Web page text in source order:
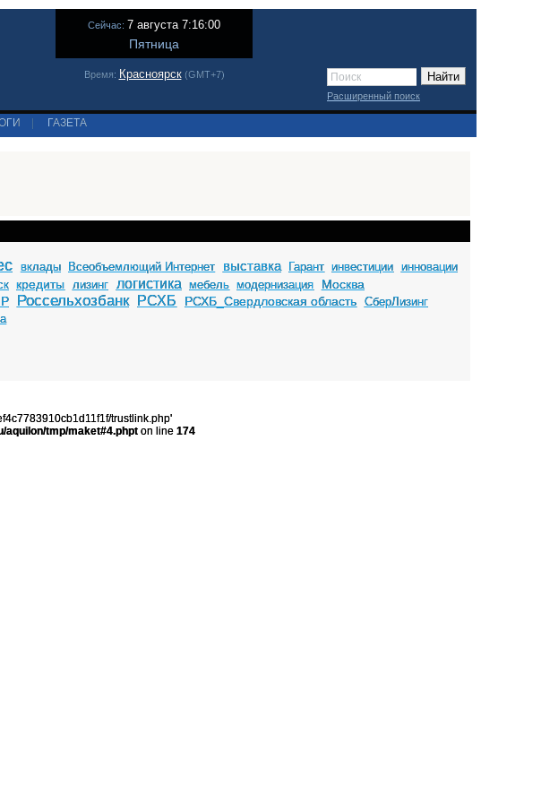
Сейчас: 7 августа 7:16:00
Пятница
Время: Красноярск(GMT+7)
Расширенный поиск
ГАЗЕТА
вклады Всеобъемлющий Интернет выставка Гарант инвестиции инновации
кредиты лизинг логистика мебель модернизация Москва
Россельхозбанк РСХБ РСХБ_Свердловская область СберЛизинг
trustlink.php'
aquilon/tmp/maket#4.phpt on line 174